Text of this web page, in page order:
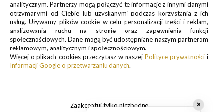
Informacje o przetwarzaniu danych osobowych znajdują się w pkt.
1 i 3
Polityki prywatności
.
✕
analitycznym. Partnerzy mogą połączyć te informacje z innymi danymi
otrzymanymi od Ciebie lub uzyskanymi podczas korzystania z ich
usług. Używamy plików cookie w celu personalizacji treści i reklam,
analizowania ruchu na stronie oraz zapewnienia funkcji
społecznościowych. Dane mogą być udostępniane naszym partnerom
reklamowym, analitycznym i społecznościowym.
Więcej o plikach cookies przeczytasz w naszej Polityce prywatnościi
Informacji Google o przetwarzaniu danych.
Zaakceptuj tylko niezbędne